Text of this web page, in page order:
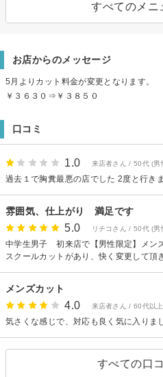
すべてのメニ
お店からのメッセージ
5月よりカット料金が変更となります。
￥３６３０⇒￥３８５０
口コミ
1.0 来店者さん / 50代 (男
過去１で胸糞最悪の店でした 2度と行きま
雰囲気、仕上がり 満足です
5.0 リチコさん / 50代 (男
中学生男子 初来店で【男性限定】メン
スクールカットがあり、快く変更して頂
メンズカット
4.0 来店者さん / 60代以
気さくな感じで、対応も良く気に入りま
すべての口